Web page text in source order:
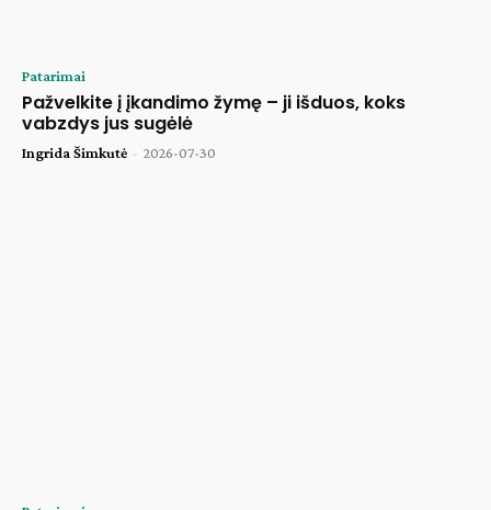
Patarimai
Pažvelkite į įkandimo žymę – ji išduos, koks
vabzdys jus sugėlė
Ingrida Šimkutė - 2026-07-30